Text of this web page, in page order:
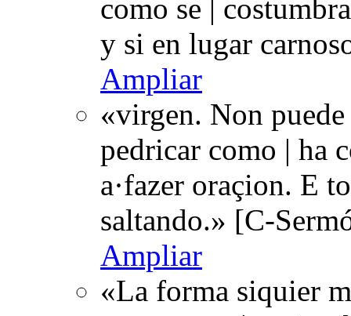
como se |
y si en lugar
Ampliar
«virgen. Non
pedricar como | ha
a·fazer oraçion. E
saltando.» [C-
Ampliar
«La forma siquier